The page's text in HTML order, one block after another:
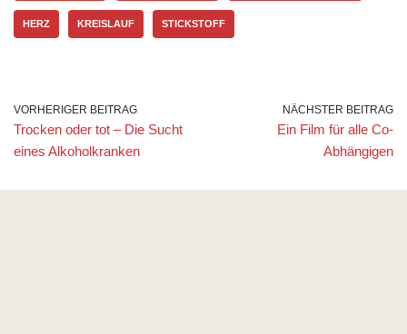
HERZ KREISLAUF STICKSTOFF
VORHERIGER BEITRAG
Trocken oder tot – Die Sucht
eines Alkoholkranken
NÄCHSTER BEITRAG
Ein Film für alle Co-
Abhängigen